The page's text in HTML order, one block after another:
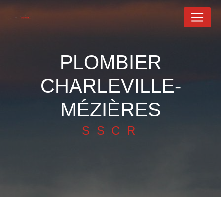
PLOMBIER
CHARLEVILLE-
MÉZIÈRES
SSCR
Panneau de gestion des cookies